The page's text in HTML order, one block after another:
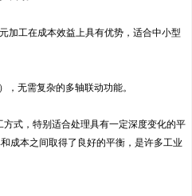
加工在成本效益上具有优势，适合中小型
，无需复杂的多轴联动功能。
式，特别适合处理具有一定深度变化的平
成本之间取得了良好的平衡，是许多工业